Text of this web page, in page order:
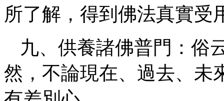
所了解，得到佛法真實受
九、供養諸佛普門：俗
然，不論現在、過去、未